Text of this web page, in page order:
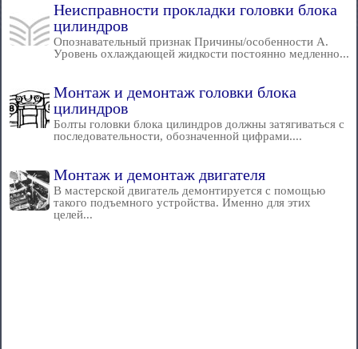
Неисправности прокладки головки блока
цилиндров
Опознавательный признак Причины/особенности А.
Уровень охлаждающей жидкости постоянно медленно...
Монтаж и демонтаж головки блока
цилиндров
Болты головки блока цилиндров должны затягиваться с
последовательности, обозначенной цифрами....
Монтаж и демонтаж двигателя
В мастерской двигатель демонтируется с помощью
такого подъемного устройства. Именно для этих
целей...